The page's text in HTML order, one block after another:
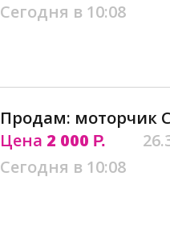
Сегодня в 10:08
Продам: моторчик
Цена 2 000 Р.
Сегодня в 10:08